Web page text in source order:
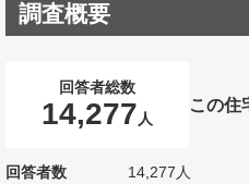
調査概要
回答者総数
14,277 人
この住
回答者数 14,277人